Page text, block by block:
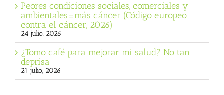
Peores condiciones sociales, comerciales y
ambientales=más cáncer (Código europeo
contra el cáncer, 2026)
24 julio, 2026
¿Tomo café para mejorar mi salud? No tan
deprisa
21 julio, 2026